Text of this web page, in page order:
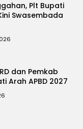
Plt Bupati
Swasembada
dan Pemkab
Arah APBD 2027